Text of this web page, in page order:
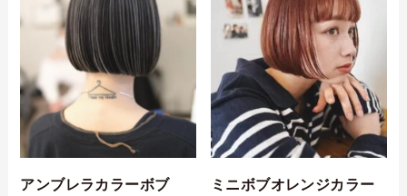
アンブレラカラーボブ ミニボブオレンジカラー